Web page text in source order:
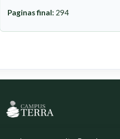
Paginas final: 294